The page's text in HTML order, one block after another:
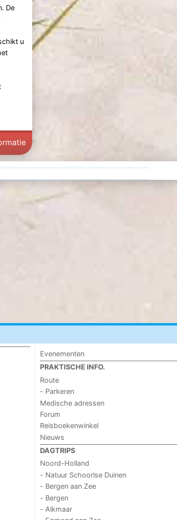
De
u
Evenementen
PRAKTISCHE INFO.
Route
- Parkeren
Medische adressen
Forum
Reisboekenwinkel
Nieuws
DAGTRIPS
Noord-Holland
- Natuur Schoorlse Duinen
- Bergen aan Zee
- Bergen
- Alkmaar